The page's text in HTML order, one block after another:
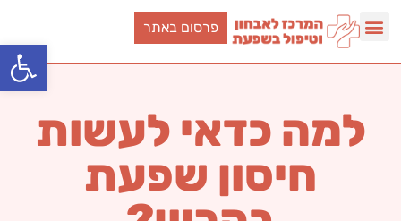
פתח
פרסום באתר
למה כדאי לעשות
חיסון שפעת